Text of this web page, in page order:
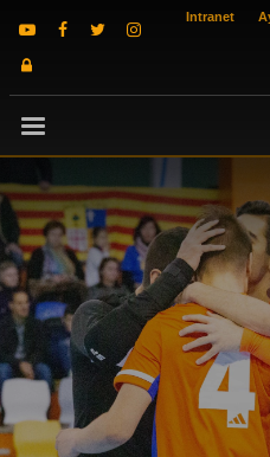
Intranet